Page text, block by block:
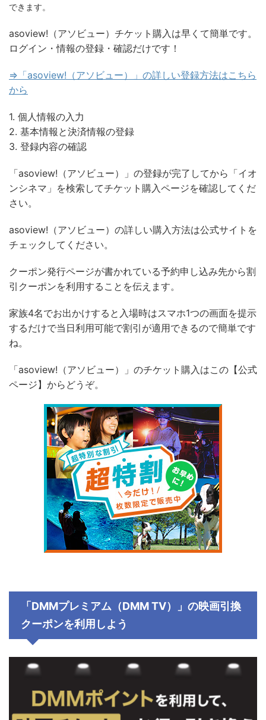
できます。
asoview!（アソビュー）チケット購入は早くて簡単です。
ログイン・情報の登録・確認だけです！
⇒「asoview!（アソビュー）」の詳しい登録方法はこちら
から
1. 個人情報の入力
2. 基本情報と決済情報の登録
3. 登録内容の確認
「asoview!（アソビュー）」の登録が完了してから「イオ
ンシネマ」を検索してチケット購入ページを確認してくだ
さい。
asoview!（アソビュー）の詳しい購入方法は公式サイトを
チェックしてください。
クーポン発行ページが書かれている予約申し込み先から割
引クーポンを利用することを伝えます。
家族4名でお出かけすると入場時はスマホ1つの画面を提示
するだけで当日利用可能で割引が適用できるので簡単です
ね。
「asoview!（アソビュー）」のチケット購入はこの【公式
ページ】からどうぞ。
「DMMプレミアム（DMM TV）」の映画引換
クーポンを利用しよう